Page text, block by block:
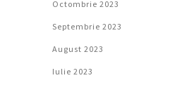
Octombrie 2023
Septembrie 2023
August 2023
Iulie 2023